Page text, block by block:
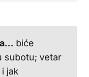
biće
subotu; vetar
jak